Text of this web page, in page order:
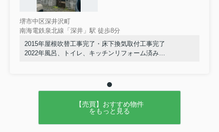
堺市中区深井沢町
南海電鉄泉北線「深井」駅 徒歩8分
2015年屋根吹替工事完了・床下換気取付工事完了
2022年風呂、トイレ、キッチンリフォーム済み
【売買】おすすめ物件
をもっと見る